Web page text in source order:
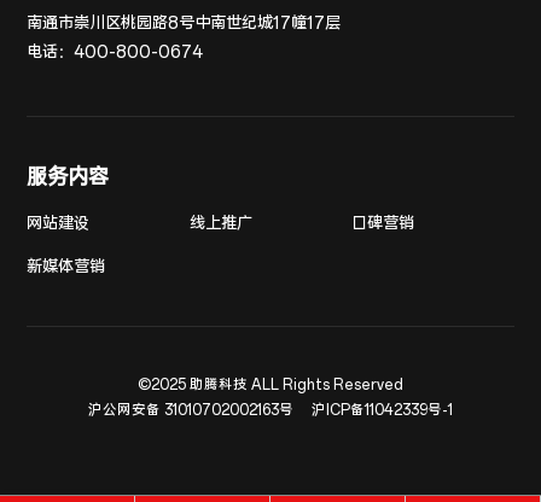
南通市崇川区桃园路8号中南世纪城17幢17层
电话：400-800-0674
服务内容
网站建设 线上推广 口碑营销
新媒体营销
©2025 助腾科技 ALL Rights Reserved
沪公网安备 31010702002163号
沪ICP备11042339号-1